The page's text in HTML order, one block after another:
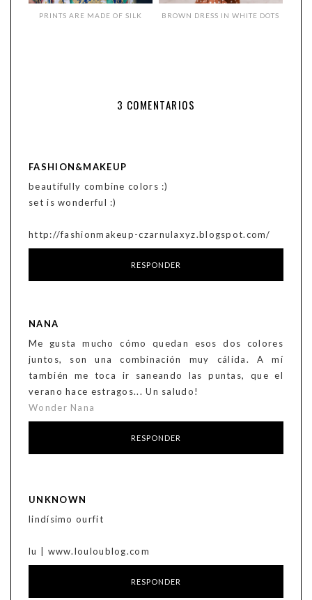
PRINTS ARE MADE OF SILK BROWN DRESS IN WHITE DOTS
3 COMENTARIOS
FASHION&MAKEUP
beautifully combine colors :)
set is wonderful :)
http://fashionmakeup-czarnulaxyz.blogspot.com/
RESPONDER
NANA
Me gusta mucho cómo quedan esos dos colores
juntos, son una combinación muy cálida. A mí
también me toca ir saneando las puntas, que el
verano hace estragos... Un saludo!
Wonder Nana
RESPONDER
UNKNOWN
lindísimo ourfit
lu | www.louloublog.com
RESPONDER